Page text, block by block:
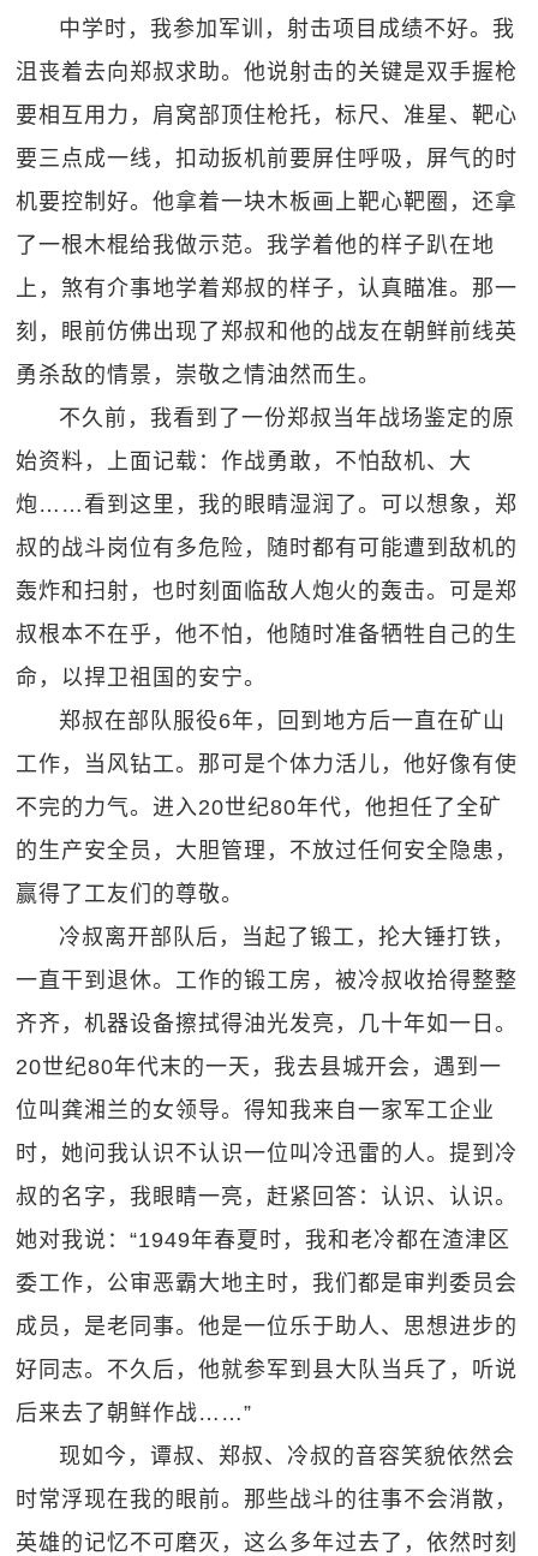
中学时，我参加军训，射击项目成绩不好。我
沮丧着去向郑叔求助。他说射击的关键是双手握枪
要相互用力，肩窝部顶住枪托，标尺、准星、靶心
要三点成一线，扣动扳机前要屏住呼吸，屏气的时
机要控制好。他拿着一块木板画上靶心靶圈，还拿
了一根木棍给我做示范。我学着他的样子趴在地
上，煞有介事地学着郑叔的样子，认真瞄准。那一
刻，眼前仿佛出现了郑叔和他的战友在朝鲜前线英
勇杀敌的情景，崇敬之情油然而生。
不久前，我看到了一份郑叔当年战场鉴定的原
始资料，上面记载：作战勇敢，不怕敌机、大
炮……看到这里，我的眼睛湿润了。可以想象，郑
叔的战斗岗位有多危险，随时都有可能遭到敌机的
轰炸和扫射，也时刻面临敌人炮火的轰击。可是郑
叔根本不在乎，他不怕，他随时准备牺牲自己的生
命，以捍卫祖国的安宁。
郑叔在部队服役6年，回到地方后一直在矿山
工作，当风钻工。那可是个体力活儿，他好像有使
不完的力气。进入20世纪80年代，他担任了全矿
的生产安全员，大胆管理，不放过任何安全隐患，
赢得了工友们的尊敬。
冷叔离开部队后，当起了锻工，抡大锤打铁，
一直干到退休。工作的锻工房，被冷叔收拾得整整
齐齐，机器设备擦拭得油光发亮，几十年如一日。
20世纪80年代末的一天，我去县城开会，遇到一
位叫龚湘兰的女领导。得知我来自一家军工企业
时，她问我认识不认识一位叫冷迅雷的人。提到冷
叔的名字，我眼睛一亮，赶紧回答：认识、认识。
她对我说：“1949年春夏时，我和老冷都在渣津区
委工作，公审恶霸大地主时，我们都是审判委员会
成员，是老同事。他是一位乐于助人、思想进步的
好同志。不久后，他就参军到县大队当兵了，听说
后来去了朝鲜作战……”
现如今，谭叔、郑叔、冷叔的音容笑貌依然会
时常浮现在我的眼前。那些战斗的往事不会消散，
英雄的记忆不可磨灭，这么多年过去了，依然时刻